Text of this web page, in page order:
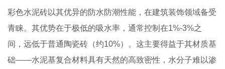
彩色水泥砖以其优异的防水防潮性能，在建筑装饰领域备受
青睐。其优势在于极低的吸水率，通常控制在1%-3%之
间，远低于普通陶瓷砖（约10%）。这主要得益于其材质基
础——水泥基复合材料具有天然的高致密性，水分子难以渗